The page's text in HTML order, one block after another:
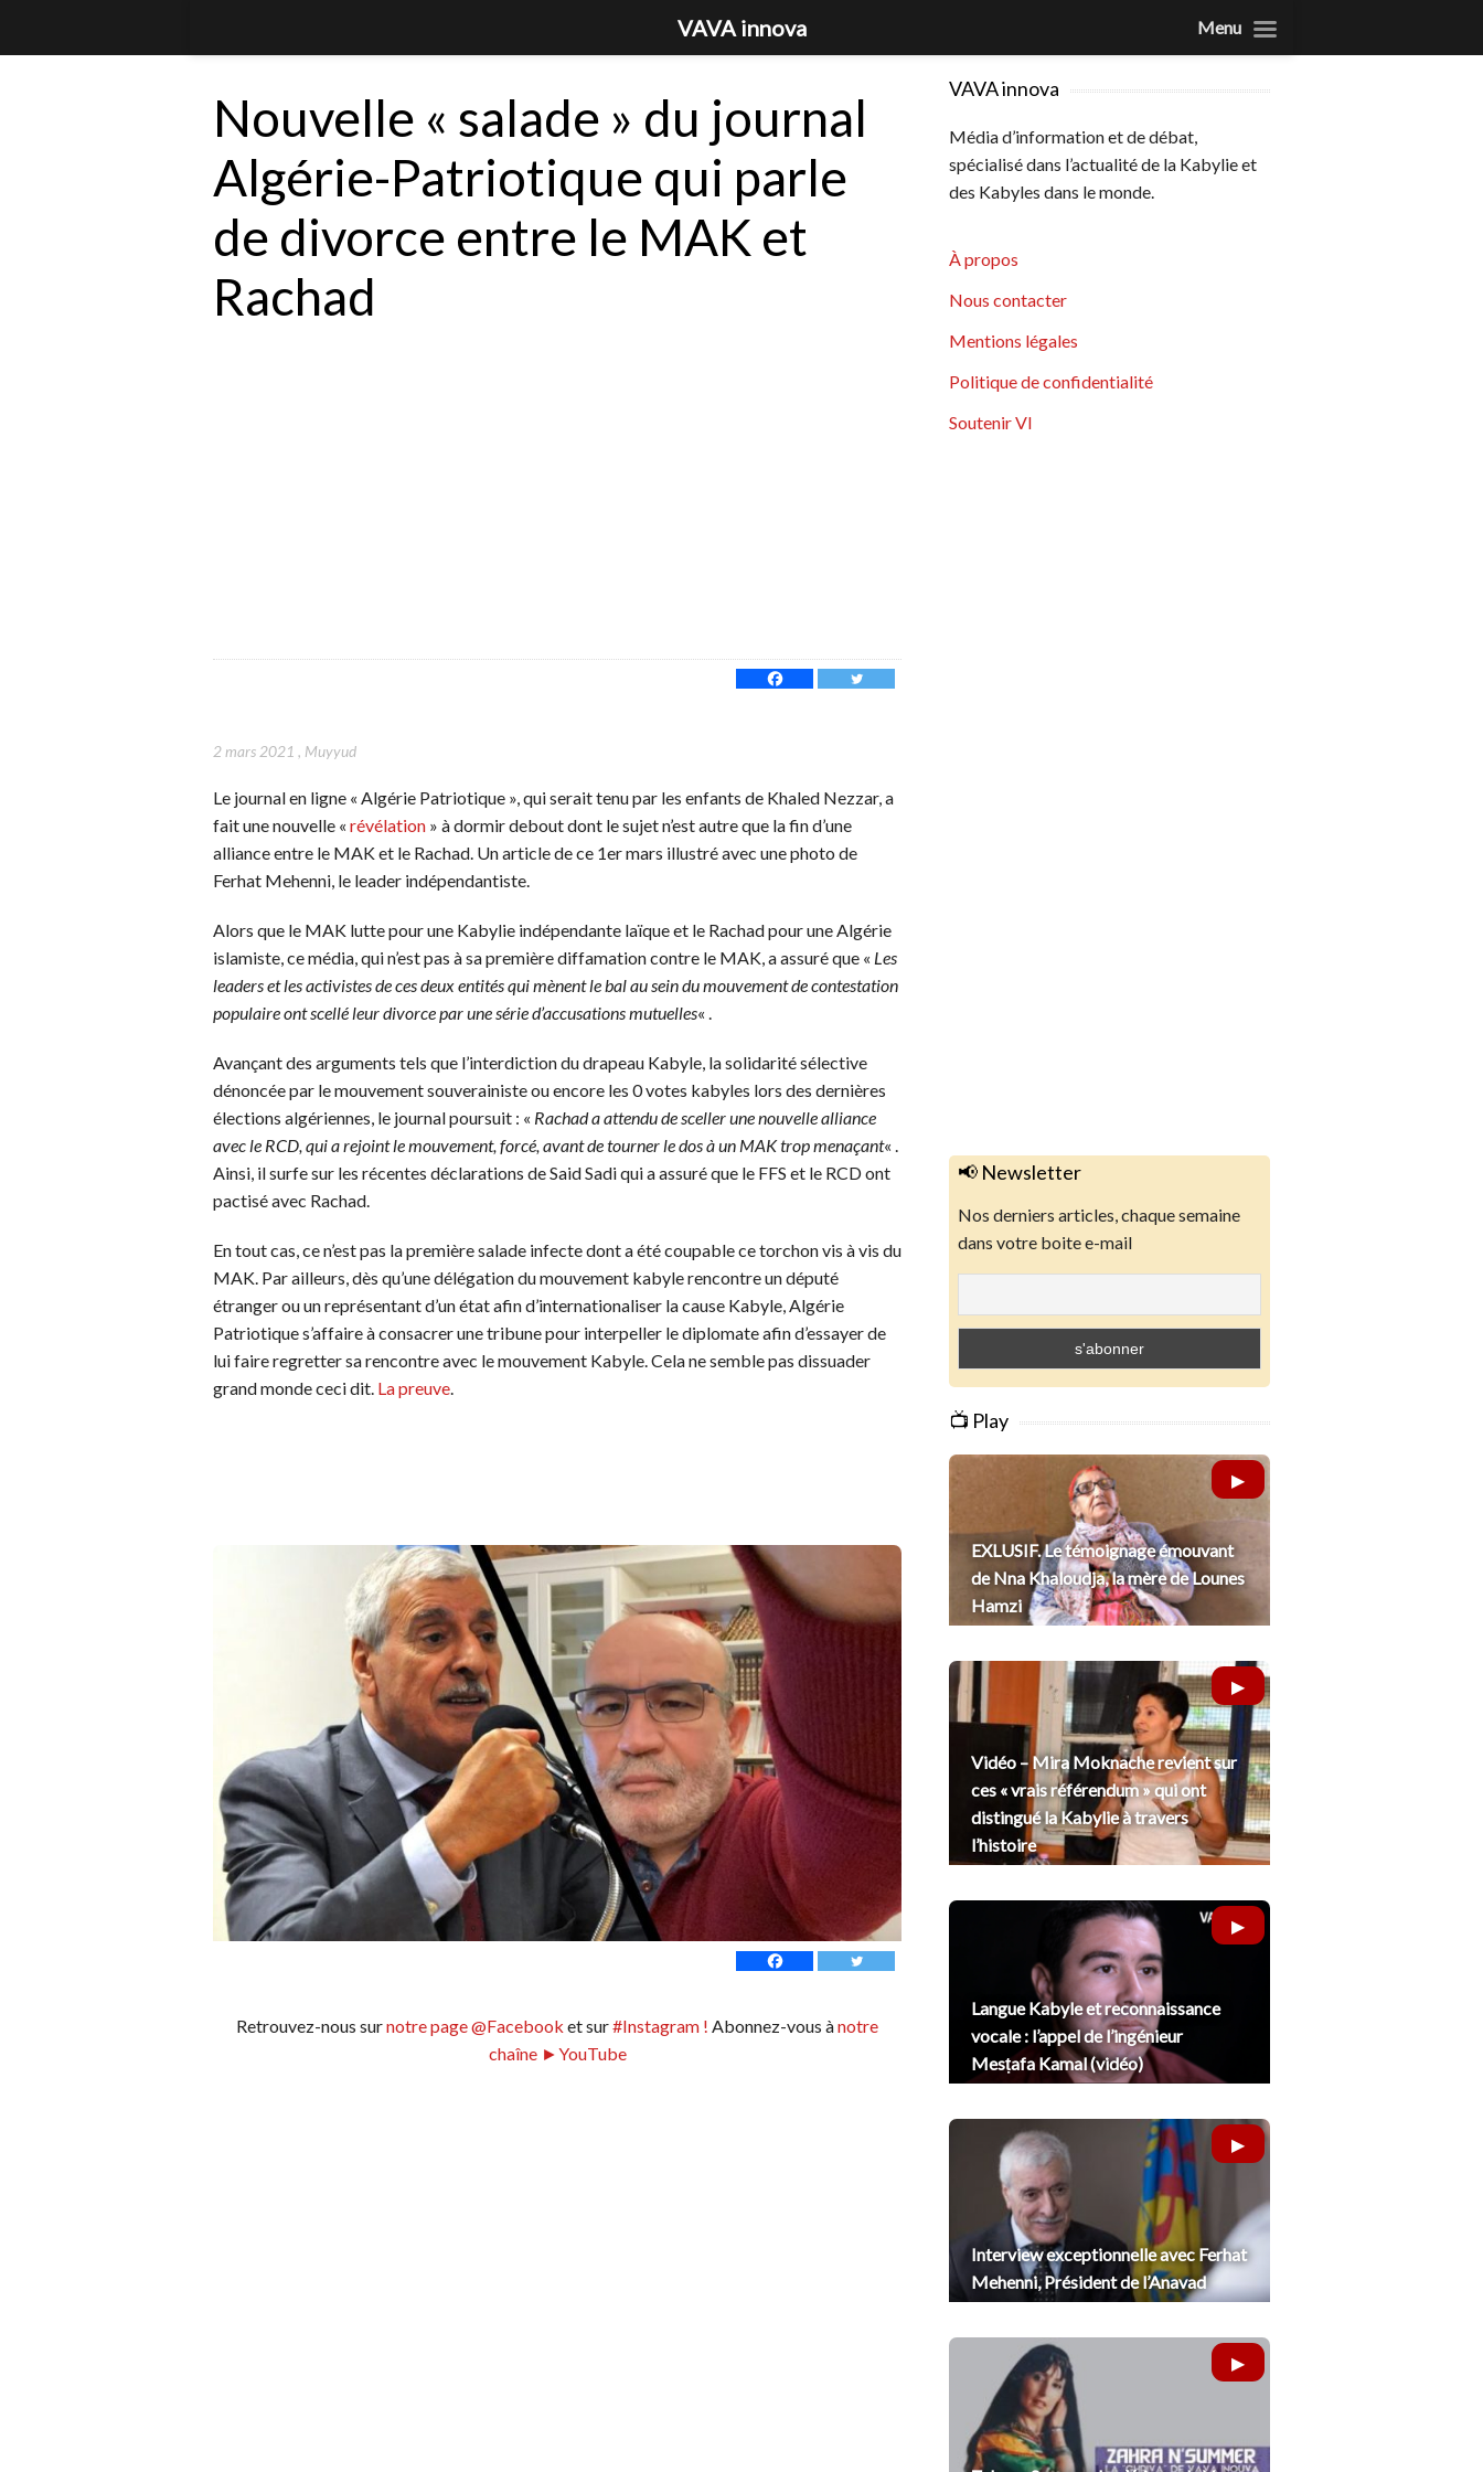
Nouvelle « salade » du journal
Algérie-Patriotique qui parle
de divorce entre le MAK et
Rachad
2 mars 2021 , Muyyud
Le journal en ligne « Algérie Patriotique », qui serait tenu par les enfants de Khaled Nezzar, a
fait une nouvelle «révélation » à dormir debout dont le sujet n’est autre que la fin d’une
alliance entre le MAK et le Rachad. Un article de ce 1er mars illustré avec une photo de
Ferhat Mehenni, le leader indépendantiste.
Alors que le MAK lutte pour une Kabylie indépendante laïque et le Rachad pour une Algérie
islamiste, ce média, qui n’est pas à sa première diffamation contre le MAK, a assuré que « Les
leaders et les activistes de ces deux entités qui mènent le bal au sein du mouvement de contestation
populaire ont scellé leur divorce par une série d’accusations mutuelles« .
Avançant des arguments tels que l’interdiction du drapeau Kabyle, la solidarité sélective
dénoncée par le mouvement souverainiste ou encore les 0 votes kabyles lors des dernières
élections algériennes, le journal poursuit : « Rachad a attendu de sceller une nouvelle alliance
avec le RCD, qui a rejoint le mouvement, forcé, avant de tourner le dos à un MAK trop menaçant« .
Ainsi, il surfe sur les récentes déclarations de Said Sadi qui a assuré que le FFS et le RCD ont
pactisé avec Rachad.
En tout cas, ce n’est pas la première salade infecte dont a été coupable ce torchon vis à vis du
MAK. Par ailleurs, dès qu’une délégation du mouvement kabyle rencontre un député
étranger ou un représentant d’un état afin d’internationaliser la cause Kabyle, Algérie
Patriotique s’affaire à consacrer une tribune pour interpeller le diplomate afin d’essayer de
lui faire regretter sa rencontre avec le mouvement Kabyle. Cela ne semble pas dissuader
grand monde ceci dit. La preuve.
Retrouvez-nous surnotre page @Facebook et sur#Instagram ! Abonnez-vous ànotre
chaîne ►YouTube
VAVA innova
Média d’information et de débat,
spécialisé dans l’actualité de la Kabylie et
des Kabyles dans le monde.
À propos
Nous contacter
Mentions légales
Politique de confidentialité
Soutenir VI
📢 Newsletter
Nos derniers articles, chaque semaine
dans votre boite e-mail
📺 Play
EXLUSIF. Le témoignage émouvant
de Nna Khaloudja, la mère de Lounes
Hamzi
Vidéo – Mira Moknache revient sur
ces « vrais référendum » qui ont
distingué la Kabylie à travers
l’histoire
Langue Kabyle et reconnaissance
vocale : l’appel de l’ingénieur
Mesṭafa Kamal (vidéo)
Interview exceptionnelle avec Ferhat
Mehenni, Président de l’Anavad
VAVA innova Menu